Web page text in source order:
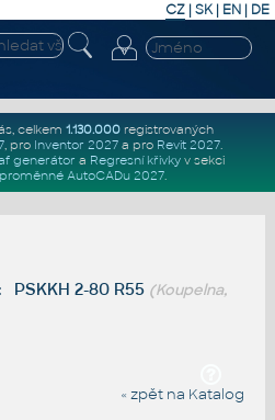
CZ | SK| EN | DE
celkem 1.130.000registrovaných
, pro Inventor 2027a pro Revit 2027.
generátor a Regresní křivkyv sekci
proměnné AutoCADu 2027.
2-80 R55 (Koupelna,
« zpět na Katalog